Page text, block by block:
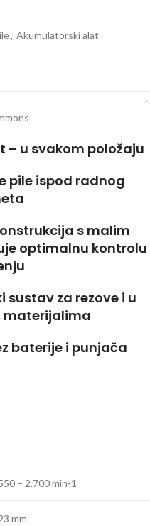
, Akumulatorski alat
– u svakom položaju
pile ispod radnog
s malim
optimalnu kontrolu
za rezove i u
materijalima
baterije i punjača
– 2.700 min-1
mm